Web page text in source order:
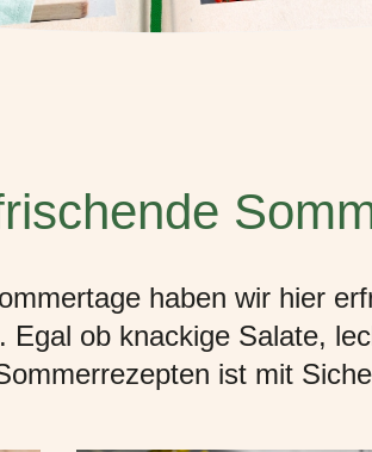
haben wir hier
Egal ob knackige Salate,
ist mit